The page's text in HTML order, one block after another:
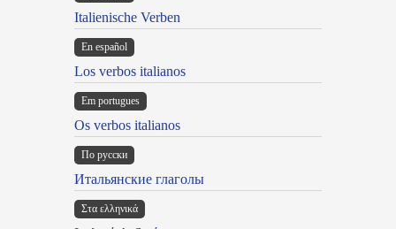
Italienische Verben
En español
Los verbos italianos
Em portugues
Os verbos italianos
По русски
Итальянские глаголы
Στα ελληνικά